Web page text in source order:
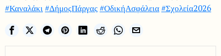
#Καναλάκι#ΔήμοςΠάργας#ΟδικήΑσφάλεια#Σχολεία2026